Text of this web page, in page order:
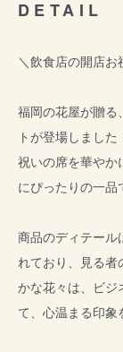
DETAIL
＼飲食店の開店お
福岡の花屋が贈る
トが登場しまし
祝いの席を華やか
にぴったりの一品
商品のディテール
れており、見る者
かな花々は、ビジ
て、心温まる印象